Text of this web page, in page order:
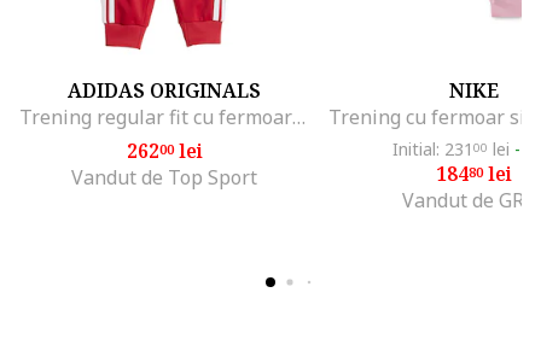
ADIDAS ORIGINALS
Trening regular fit cu fermoar si logo, Rosu/Alb
26200lei
Vandut de Top Sport
NIKE
Initial: 231 00 lei -
18480lei
Vandut de